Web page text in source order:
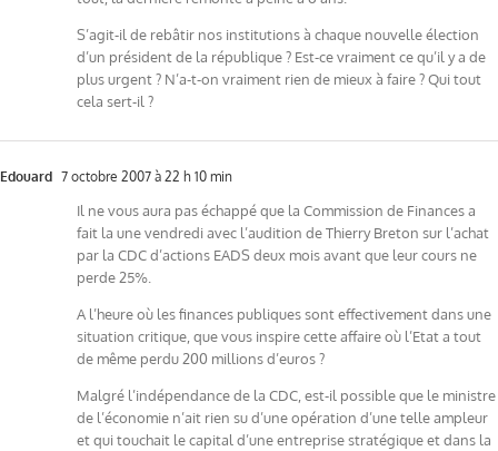
S’agit-il de rebâtir nos institutions à chaque nouvelle élection
d’un président de la république ? Est-ce vraiment ce qu’il y a de
plus urgent ? N’a-t-on vraiment rien de mieux à faire ? Qui tout
cela sert-il ?
Edouard 7 octobre 2007 à 22 h 10 min
Il ne vous aura pas échappé que la Commission de Finances a
fait la une vendredi avec l’audition de Thierry Breton sur l’achat
par la CDC d’actions EADS deux mois avant que leur cours ne
perde 25%.
A l’heure où les finances publiques sont effectivement dans une
situation critique, que vous inspire cette affaire où l’Etat a tout
de même perdu 200 millions d’euros ?
Malgré l’indépendance de la CDC, est-il possible que le ministre
de l’économie n’ait rien su d’une opération d’une telle ampleur
et qui touchait le capital d’une entreprise stratégique et dans la